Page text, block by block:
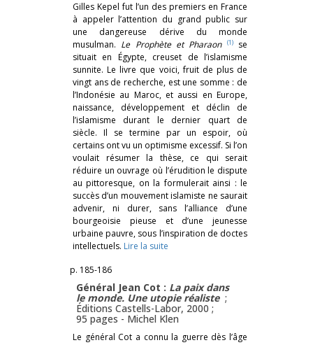
Gilles Kepel fut l’un des premiers en France
à appeler l’attention du grand public sur
une dangereuse dérive du monde
musulman. Le Prophète et Pharaon (1)se
situait en Égypte, creuset de l’islamisme
sunnite. Le livre que voici, fruit de plus de
vingt ans de recherche, est une somme : de
l’Indonésie au Maroc, et aussi en Europe,
naissance, développement et déclin de
l’islamisme durant le dernier quart de
siècle. Il se termine par un espoir, où
certains ont vu un optimisme excessif. Si l’on
voulait résumer la thèse, ce qui serait
réduire un ouvrage où l’érudition le dispute
au pittoresque, on la formulerait ainsi : le
succès d’un mouvement islamiste ne saurait
advenir, ni durer, sans l’alliance d’une
bourgeoisie pieuse et d’une jeunesse
urbaine pauvre, sous l’inspiration de doctes
intellectuels. Lire la suite
p. 185-186
Général Jean Cot : La paix dans
le monde. Une utopie réaliste ;
Éditions Castells-Labor, 2000 ;
95 pages - Michel Klen
Le général Cot a connu la guerre dès l’âge